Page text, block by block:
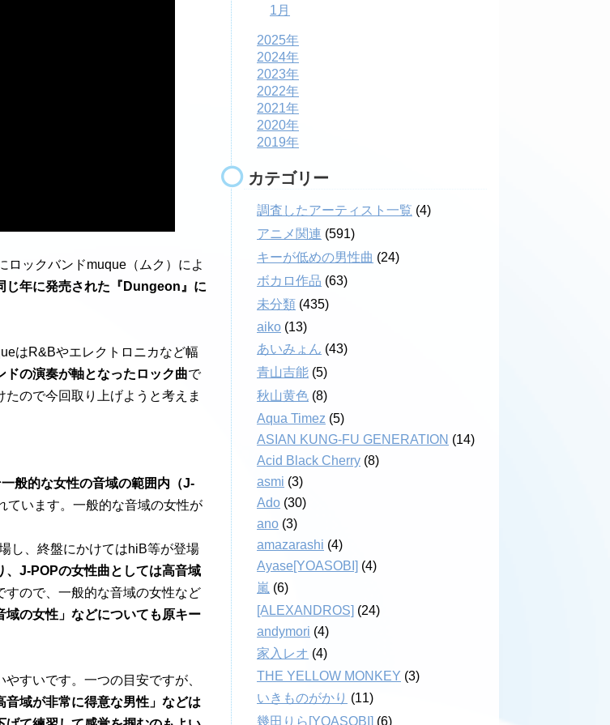
ロックバンドmuque（ムク）によ
じ年に発売された『Dungeon』に
はR&Bやエレクトロニカなど幅
ドの演奏が軸となったロック曲で
ので今回取り上げようと考えま
般的な女性の音域の範囲内（J-
ています。一般的な音域の女性が
し、終盤にかけてはhiB等が登場
、J-POPの女性曲としては高音域
すので、一般的な音域の女性など
域の女性」などについても原キー
すいです。一つの目安ですが、
音域が非常に得意な男性」などは
1月
2025年
2024年
2023年
2022年
2021年
2020年
2019年
カテゴリー
調査したアーティスト一覧 (4)
アニメ関連 (591)
キーが低めの男性曲 (24)
ボカロ作品 (63)
未分類 (435)
aiko (13)
あいみょん (43)
青山吉能 (5)
秋山黄色 (8)
Aqua Timez (5)
ASIAN KUNG-FU GENERATION (14)
Acid Black Cherry (8)
asmi (3)
Ado (30)
ano (3)
amazarashi (4)
Ayase[YOASOBI] (4)
嵐 (6)
[ALEXANDROS] (24)
andymori (4)
家入レオ (4)
THE YELLOW MONKEY (3)
いきものがかり (11)
幾田りら[YOASOBI] (6)